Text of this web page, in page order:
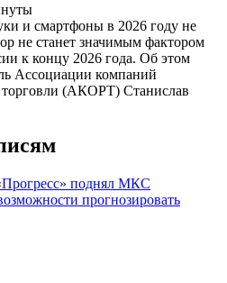
и смартфоны в 2026 году не
не станет значимым фактором
к концу 2026 года. Об этом
Ассоциации компаний
(АКОРТ) Станислав
поднял МКС
прогнозировать